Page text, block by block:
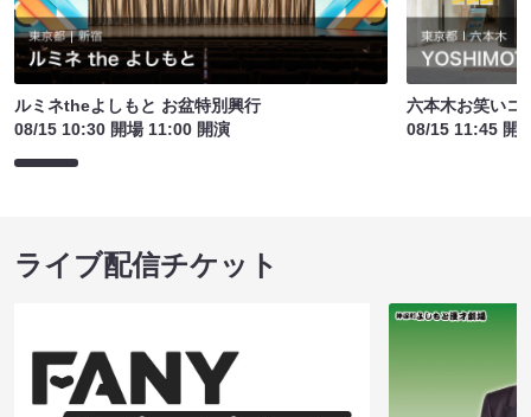
ルミネtheよしもと お盆特別興行
08/15 10:30 開場 11:00 開演
六本木お笑いコ
08/15 11:45 開
ライブ配信チケット